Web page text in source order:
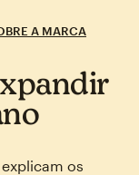
A MARCA
os